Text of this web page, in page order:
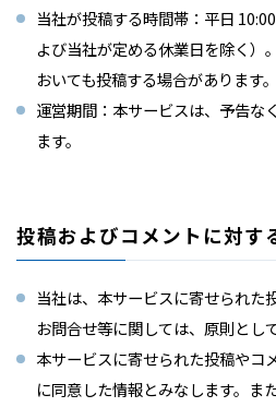
当社が投稿する時間帯：平日
よび当社が定める休業日を除く）
おいても投稿する場合があります。
運営期間：本サービスは、予告な
ます。
投稿およびコメントに対す
当社は、本サービスに寄せられた
お問合せ等に関しては、原則とし
本サービスに寄せられた投稿やコ
に同意した情報とみなします。ま